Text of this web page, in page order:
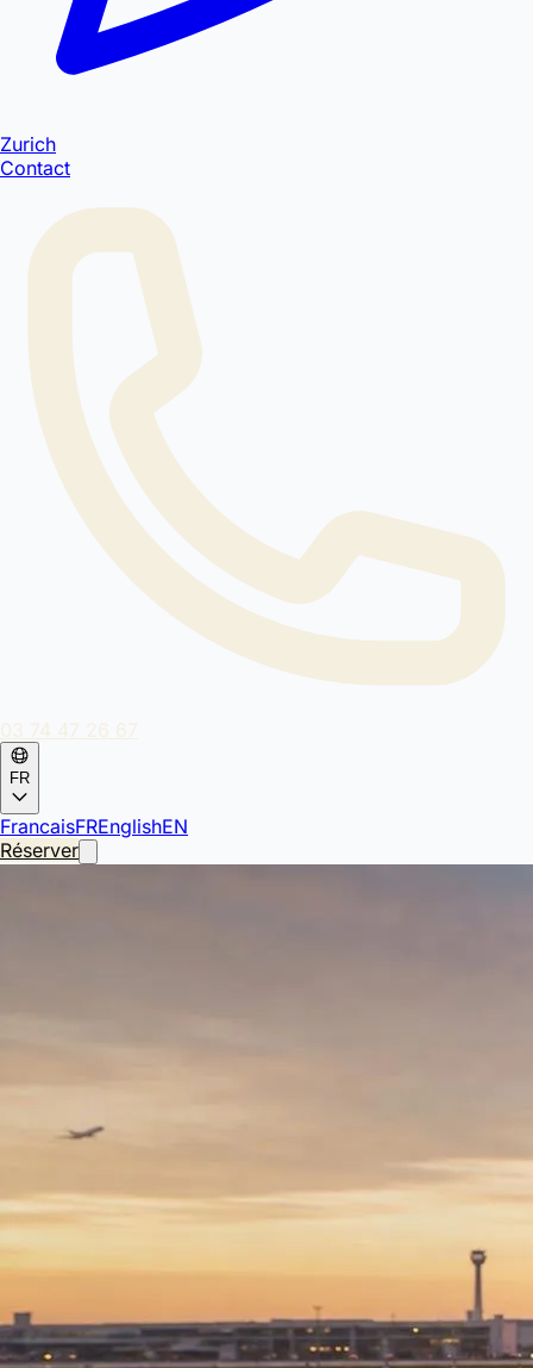
Zurich
Contact
03 74 47 26 67
FR
FrancaisFREnglishEN
Réserver